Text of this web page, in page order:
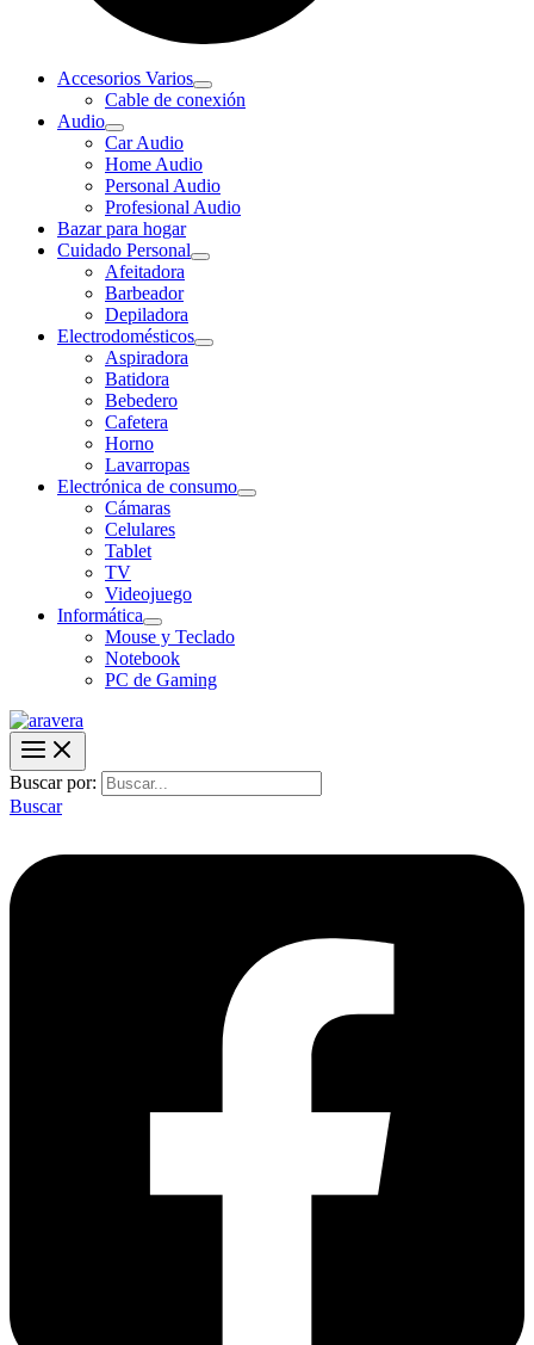
Accesorios Varios
Cable de conexión
Audio
Car Audio
Home Audio
Personal Audio
Profesional Audio
Bazar para hogar
Cuidado Personal
Afeitadora
Barbeador
Depiladora
Electrodomésticos
Aspiradora
Batidora
Bebedero
Cafetera
Horno
Lavarropas
Electrónica de consumo
Cámaras
Celulares
Tablet
TV
Videojuego
Informática
Mouse y Teclado
Notebook
PC de Gaming
Buscar por:
Buscar